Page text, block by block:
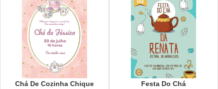
Chá De Cozinha Chique Festa Do Chá